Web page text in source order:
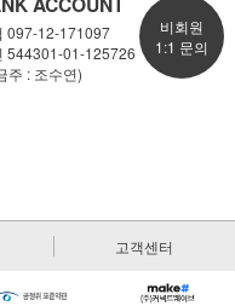
097-12-171097
544301-01-125726
주 : 조수연)
비회원
1:1 문의
고객센터